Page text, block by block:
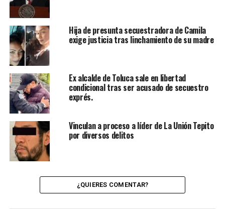
Hija de presunta secuestradora de Camila
exige justicia tras linchamiento de su madre
Ex alcalde de Toluca sale en libertad
condicional tras ser acusado de secuestro
exprés.
Vinculan a proceso a líder de La Unión Tepito
por diversos delitos
¿QUIERES COMENTAR?